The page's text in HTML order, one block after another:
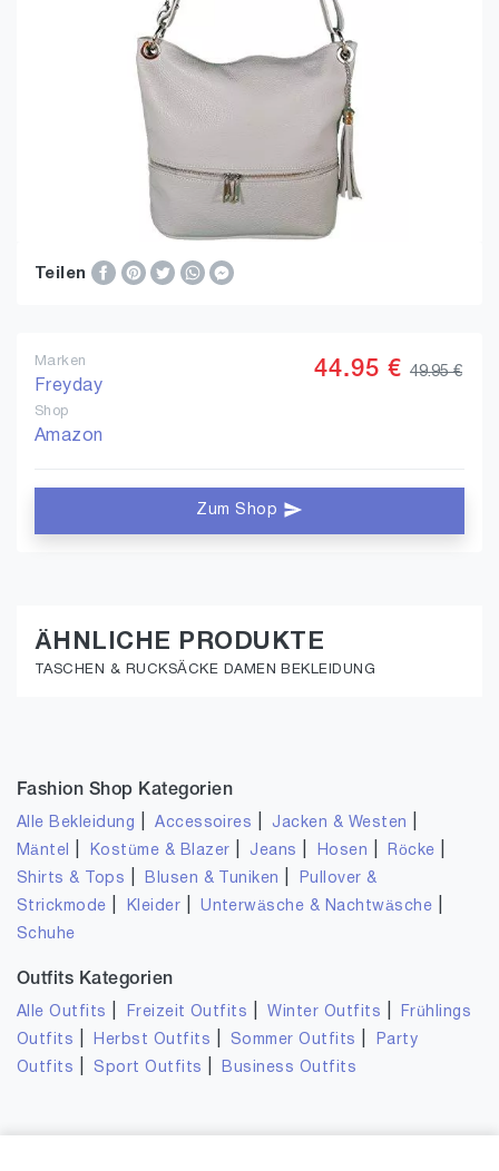
Teilen
Marken
Freyday
Shop
Amazon
44.95 € 49.95 €
Zum Shop
ÄHNLICHE PRODUKTE
TASCHEN & RUCKSÄCKE DAMEN BEKLEIDUNG
Fashion Shop Kategorien
Alle Bekleidung |Accessoires Jacken & Westen
Mäntel Kostüme & Blazer Jeans Hosen Röcke
Shirts & Tops Blusen & Tuniken
Pullover &
Strickmode
Kleider |Unterwäsche & Nachtwäsche
Schuhe
Outfits Kategorien
Alle Outfits Freizeit Outfits |Winter Outfits
Frühlings
Outfits
Herbst Outfits Sommer Outfits
Party
Outfits
Sport Outfits Business Outfits